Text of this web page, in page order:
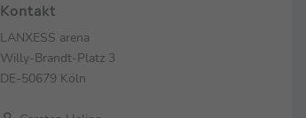
Kontakt
LANXESS arena
Willy-Brandt-Platz 3
DE-50679 Köln